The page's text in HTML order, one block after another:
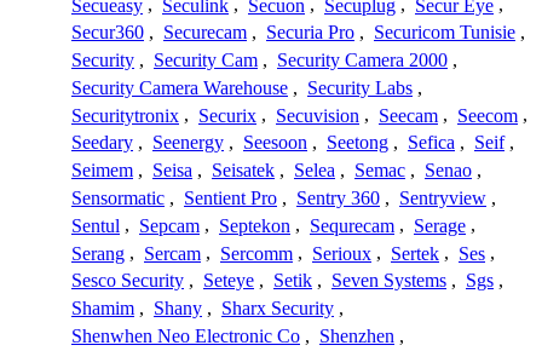
Secueasy , Seculink , Secuon , Secuplug , Secur Eye ,
Secur360 , Securecam , Securia Pro , Securicom Tunisie ,
Security , Security Cam , Security Camera 2000 ,
Security Camera Warehouse , Security Labs ,
Securitytronix , Securix , Secuvision , Seecam , Seecom ,
Seedary , Seenergy , Seesoon , Seetong , Sefica , Seif ,
Seimem , Seisa , Seisatek , Selea , Semac , Senao ,
Sensormatic , Sentient Pro , Sentry 360 , Sentryview ,
Sentul , Sepcam , Septekon , Sequrecam , Serage ,
Serang , Sercam , Sercomm , Serioux , Sertek , Ses ,
Sesco Security , Seteye , Setik , Seven Systems , Sgs ,
Shamim , Shany , Sharx Security ,
Shenwhen Neo Electronic Co , Shenzhen ,